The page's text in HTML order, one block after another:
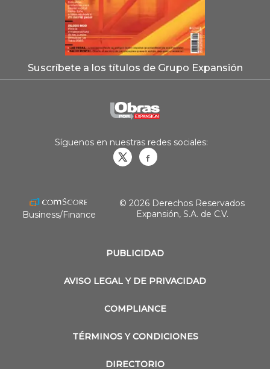
Suscríbete a los títulos de Grupo Expansión
PUBLICIDAD
AVISO LEGAL Y DE PRIVACIDAD
COMPLIANCE
TÉRMINOS Y CONDICIONES
DIRECTORIO
Síguenos en nuestras redes sociales:
Business/Finance
© 2026 Derechos Reservados
Expansión, S.A. de C.V.